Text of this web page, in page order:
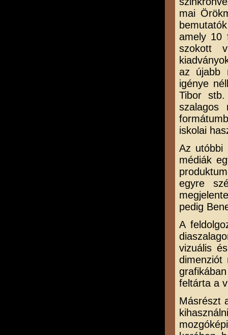
mai
amely 10
szokott
az újabb
igénye
Tibor
szalagos
iskolai
Az utóbbi
médiák
egyre
pedig
A
vizuális
dimenziót
feltárta a
Másrészt